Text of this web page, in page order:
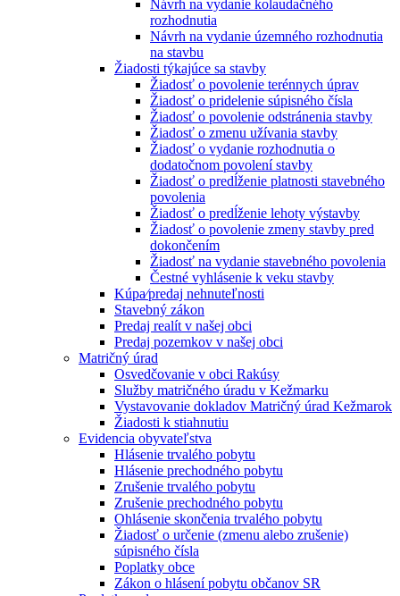
Návrh na vydanie kolaudačného
rozhodnutia
Návrh na vydanie územného rozhodnutia
na stavbu
Žiadosti týkajúce sa stavby
Žiadosť o povolenie terénnych úprav
Žiadosť o pridelenie súpisného čísla
Žiadosť o povolenie odstránenia stavby
Žiadosť o zmenu užívania stavby
Žiadosť o vydanie rozhodnutia o
dodatočnom povolení stavby
Žiadosť o predĺženie platnosti stavebného
povolenia
Žiadosť o predĺženie lehoty výstavby
Žiadosť o povolenie zmeny stavby pred
dokončením
Žiadosť na vydanie stavebného povolenia
Čestné vyhlásenie k veku stavby
Kúpa⁄predaj nehnuteľnosti
Stavebný zákon
Predaj realít v našej obci
Predaj pozemkov v našej obci
Matričný úrad
Osvedčovanie v obci Rakúsy
Služby matričného úradu v Kežmarku
Vystavovanie dokladov Matričný úrad Kežmarok
Žiadosti k stiahnutiu
Evidencia obyvateľstva
Hlásenie trvalého pobytu
Hlásenie prechodného pobytu
Zrušenie trvalého pobytu
Zrušenie prechodného pobytu
Ohlásenie skončenia trvalého pobytu
Žiadosť o určenie (zmenu alebo zrušenie)
súpisného čísla
Poplatky obce
Zákon o hlásení pobytu občanov SR